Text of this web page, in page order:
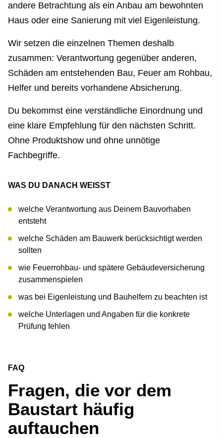
andere Betrachtung als ein Anbau am bewohnten
Haus oder eine Sanierung mit viel Eigenleistung.
Wir setzen die einzelnen Themen deshalb
zusammen: Verantwortung gegenüber anderen,
Schäden am entstehenden Bau, Feuer am Rohbau,
Helfer und bereits vorhandene Absicherung.
Du bekommst eine verständliche Einordnung und
eine klare Empfehlung für den nächsten Schritt.
Ohne Produktshow und ohne unnötige
Fachbegriffe.
WAS DU DANACH WEISST
welche Verantwortung aus Deinem Bauvorhaben
entsteht
welche Schäden am Bauwerk berücksichtigt werden
sollten
wie Feuerrohbau- und spätere Gebäudeversicherung
zusammenspielen
was bei Eigenleistung und Bauhelfern zu beachten ist
welche Unterlagen und Angaben für die konkrete
Prüfung fehlen
FAQ
Fragen, die vor dem
Baustart häufig
auftauchen